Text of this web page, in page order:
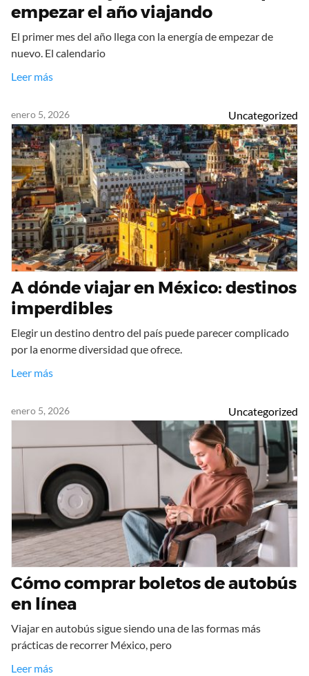
empezar el año viajando
El primer mes del año llega con la energía de empezar de
nuevo. El calendario
Leer más
enero 5, 2026 Uncategorized
A dónde viajar en México: destinos
imperdibles
Elegir un destino dentro del país puede parecer complicado
por la enorme diversidad que ofrece.
Leer más
enero 5, 2026 Uncategorized
Cómo comprar boletos de autobús
en línea
Viajar en autobús sigue siendo una de las formas más
prácticas de recorrer México, pero
Leer más